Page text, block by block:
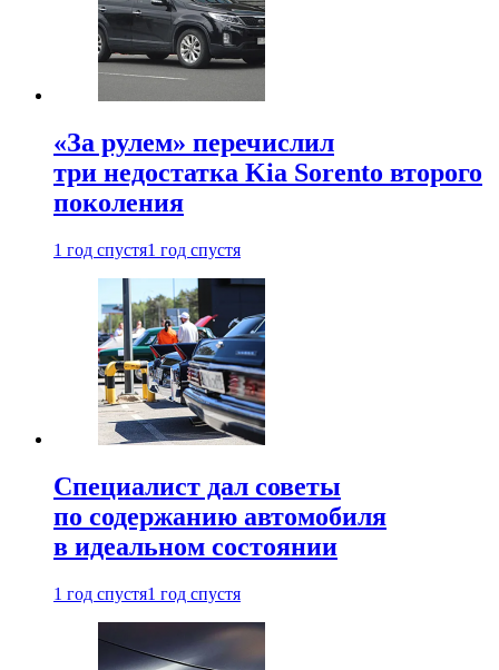
«За рулем» перечислил
три недостатка Kia Sorento второго
поколения
1 год спустя1 год спустя
Специалист дал советы
по содержанию автомобиля
в идеальном состоянии
1 год спустя1 год спустя